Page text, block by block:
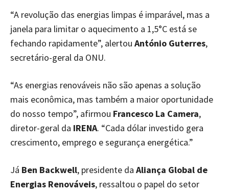
“A revolução das energias limpas é imparável, mas a
janela para limitar o aquecimento a 1,5°C está se
fechando rapidamente”, alertou António Guterres,
secretário-geral da ONU.
“As energias renováveis não são apenas a solução
mais econômica, mas também a maior oportunidade
do nosso tempo”, afirmou Francesco La Camera,
diretor-geral da IRENA. “Cada dólar investido gera
crescimento, emprego e segurança energética.”
Já Ben Backwell, presidente da Aliança Global de
Energias Renováveis, ressaltou o papel do setor